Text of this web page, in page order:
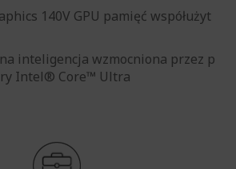
140V GPU pamięć współużyt
inteligencja wzmocniona przez p
Intel® Core™ Ultra